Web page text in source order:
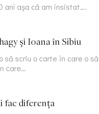
ani așa că am insistat….
și Ioana în Sibiu
să scriu o carte în care o
care…
fac diferența